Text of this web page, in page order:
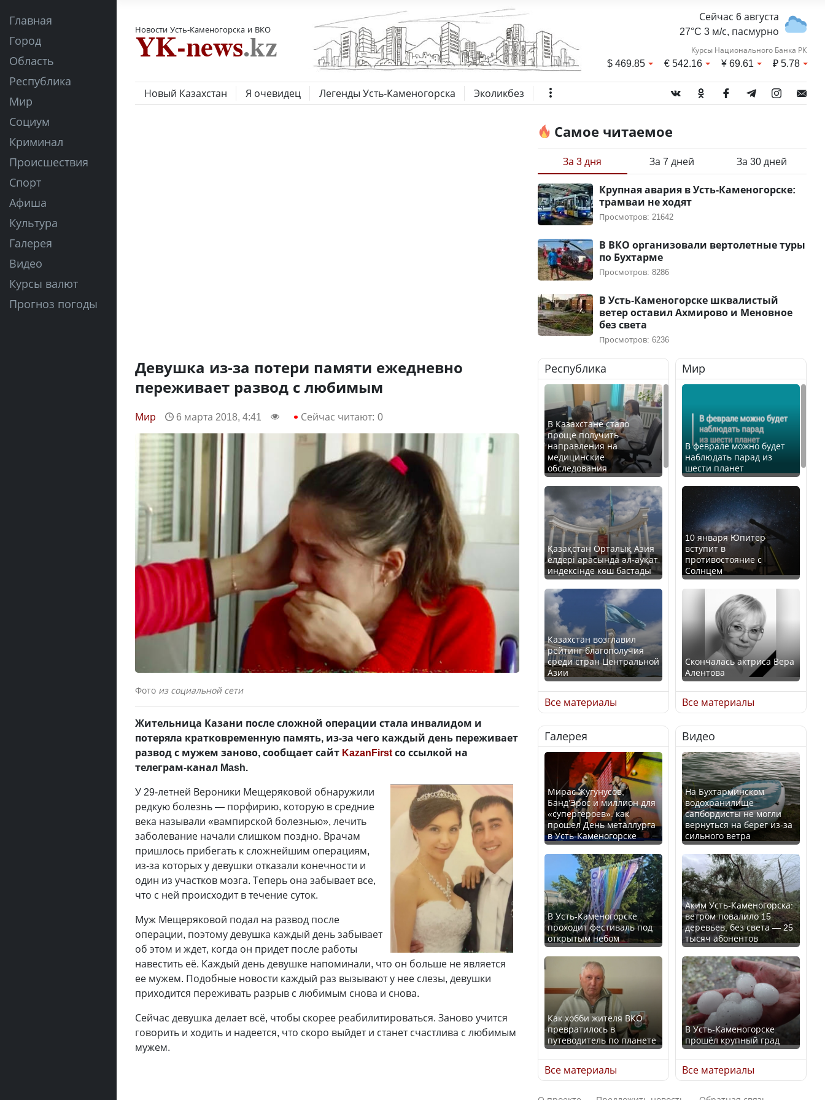
Главная
Город
Область
Республика
Мир
Социум
Криминал
Происшествия
Спорт
Афиша
Культура
Галерея
Видео
Курсы валют
Прогноз погоды
Новости Усть-Каменогорска и ВКО
Сейчас 6 августа
27°C 3 м/с, пасмурно
Курсы Национального Банка РК
$469.85 €542.16 ¥69.61 ₽5.78
Новый Казахстан Я очевидец Легенды Усть-Каменогорска Эколикбез
Девушка из-за потери памяти ежедневно
переживает развод с любимым
Мир 6 марта 2018, 4:41 Сейчас читают: 0
Фото из социальной сети
Жительница Казани после сложной операции стала инвалидом и
потеряла кратковременную память, из-за чего каждый день переживает
развод с мужем заново, сообщает сайт KazanFirstсо ссылкой на
телеграм-канал Mash.
У 29-летней Вероники Мещеряковой обнаружили
редкую болезнь — порфирию, которую в средние
века называли «вампирской болезнью», лечить
заболевание начали слишком поздно. Врачам
пришлось прибегать к сложнейшим операциям,
из-за которых у девушки отказали конечности и
один из участков мозга. Теперь она забывает все,
что с ней происходит в течение суток.
Муж Мещеряковой подал на развод после
операции, поэтому девушка каждый день забывает
об этом и ждет, когда он придет после работы
навестить её. Каждый день девушке напоминали, что он больше не является
ее мужем. Подобные новости каждый раз вызывают у нее слезы, девушки
приходится переживать разрыв с любимым снова и снова.
Сейчас девушка делает всё, чтобы скорее реабилитироваться. Заново учится
говорить и ходить и надеется, что скоро выйдет и станет счастлива с любимым
мужем.
Самое читаемое
За 3 дня За 7 дней За 30 дней
Крупная авария в Усть-Каменогорске:
трамваи не ходят
Просмотров: 21642
В ВКО организовали вертолетные туры
по Бухтарме
Просмотров: 8286
В Усть-Каменогорске шквалистый
ветер оставил Ахмирово и Меновное
без света
Просмотров: 6236
Республика
В Казахстане стало
проще получить
направления на
медицинские
обследования
Қазақстан Орталық Азия
елдері арасында әл-ауқат
индексінде көш бастады
Казахстан возглавил
рейтинг благополучия
среди стран Центральной
Азии
Будут ли представлены
интересы регионов в
Курултае?
Ең төменгі жалақы,
алимент, экология: жеті
партия сайлаушылармен
нені талқылап жатыр?
Минимальная зарплата,
алименты, экология — о
чем говорят с
избирателями
представители партий
Министр рассказал, из
чего делают колбасу в
Казахстане
Все материалы
Мир
В феврале можно будет
наблюдать парад из
шести планет
10 января Юпитер
вступит в
противостояние с
Солнцем
Скончалась актриса Вера
Алентова
В РФ вынесен заочный
приговор по уголовному
делу об убийстве Игоря
Талькова
В России введены
дополнительные
ограничения для
казахстанских прав
Трамп официально
вступил в должность
президента США
Луну признали объектом
культурного наследия,
находящегося под
угрозой исчезновения
Все материалы
Галерея
Мирас Жугунусов,
Банд’Эрос и миллион для
«супергероев»: как
прошел День металлурга
в Усть-Каменогорске
В Усть-Каменогорске
проходит фестиваль под
открытым небом
Как хобби жителя ВКО
превратилось в
путеводитель по планете
Все материалы
Видео
На Бухтарминском
водохранилище
сапбордисты не могли
вернуться на берег из-за
сильного ветра
Аким Усть-Каменогорска:
ветром повалило 15
деревьев, без света — 25
тысяч абонентов
В Усть-Каменогорске
прошёл крупный град
Все материалы